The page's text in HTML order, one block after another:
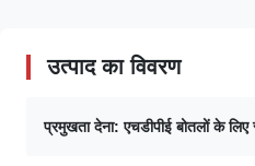
उत्पाद का विवरण
प्रमुखता देना: एचडीपीई बोतलों के